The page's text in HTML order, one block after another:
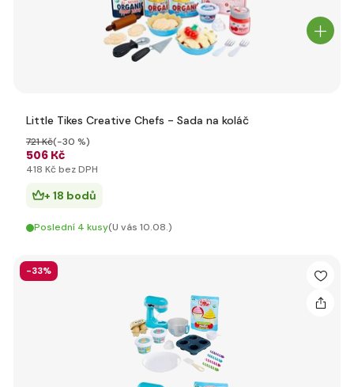
Little Tikes Creative Chefs - Sada na koláč
506 Kč
721 Kč(-30 %)
418 Kč bez DPH
+ 18 bodů
Poslední 4 kusy(U vás 10.08.)
-33%